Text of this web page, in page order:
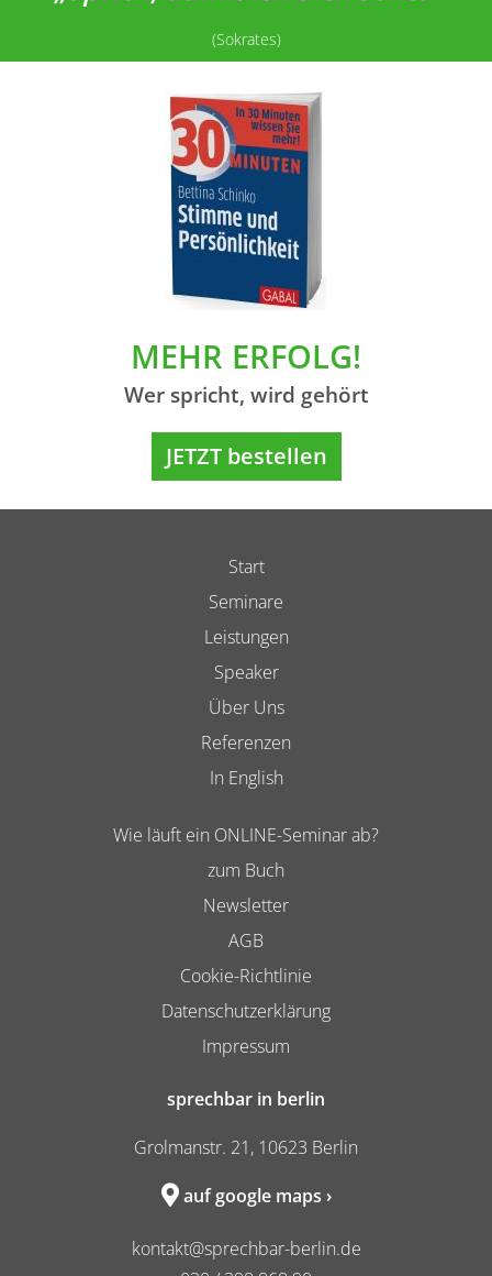
(Sokrates)
MEHR ERFOLG!
Wer spricht, wird gehört
JETZT bestellen
Start
Seminare
Leistungen
Speaker
Über Uns
Referenzen
In English
Wie läuft ein ONLINE-Seminar ab?
zum Buch
Newsletter
AGB
Cookie-Richtlinie
Datenschutzerklärung
Impressum
sprechbar in berlin
Grolmanstr. 21, 10623 Berlin
auf google maps ›
kontakt@sprechbar-berlin.de